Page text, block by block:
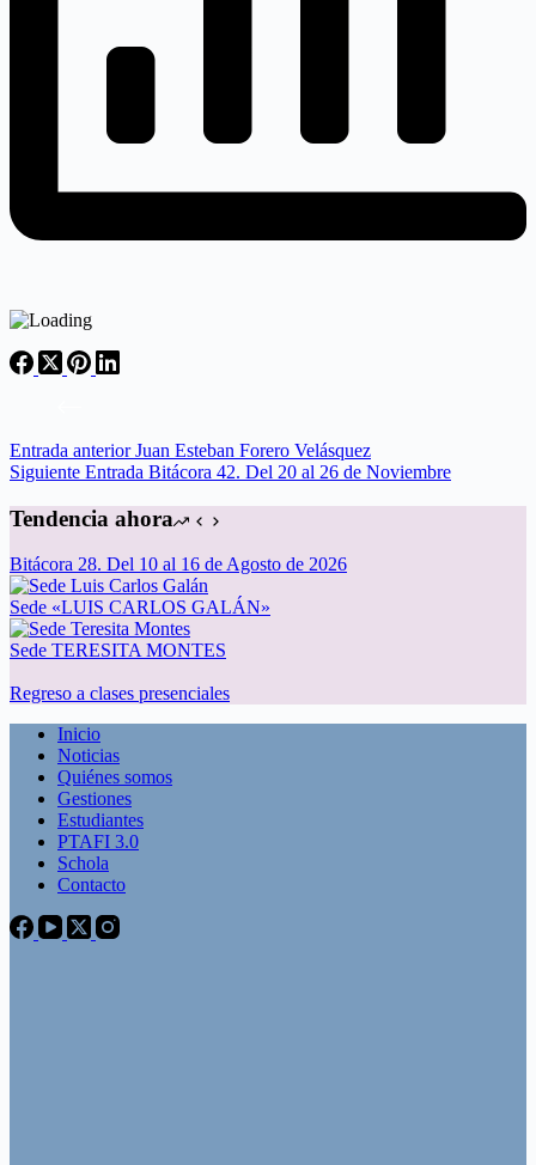
Entrada anteriorJuan Esteban Forero Velásquez
Siguiente Entrada Bitácora 42. Del 20 al 26 de Noviembre
Tendencia ahora
Bitácora 28. Del 10 al 16 de Agosto de 2026
Sede «LUIS CARLOS GALÁN»
Sede TERESITA MONTES
Regreso a clases presenciales
Inicio
Noticias
Quiénes somos
Gestiones
Estudiantes
PTAFI 3.0
Schola
Contacto